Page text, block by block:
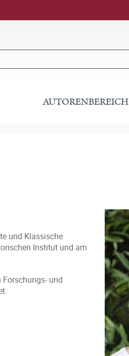
AUTORENBEREICH
und Klassische
Institut und am
und